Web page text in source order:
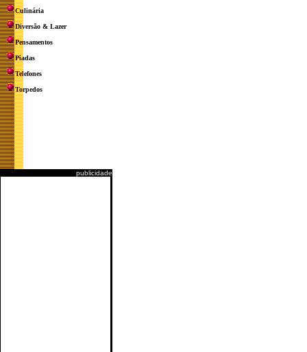
Culinária
Diversão & Lazer
Pensamentos
Piadas
Telefones
Torpedos
publicidade